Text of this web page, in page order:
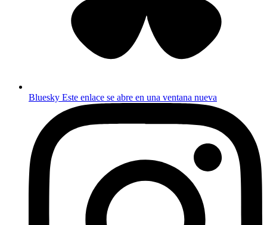
Bluesky Este enlace se abre en una ventana nueva